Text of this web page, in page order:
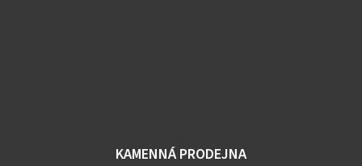
KAMENNÁ PRODEJNA